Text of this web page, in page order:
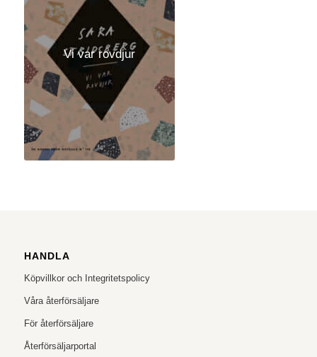
Vi var rovdjur
HANDLA
Köpvillkor och Integritetspolicy
Våra återförsäljare
För återförsäljare
Återförsäljarportal